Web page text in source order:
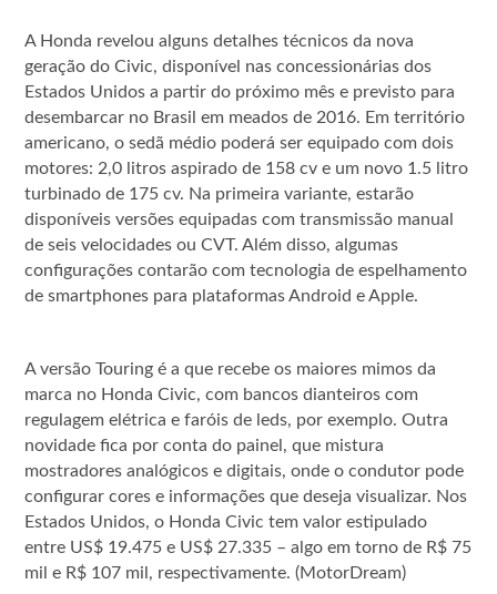
A Honda revelou alguns detalhes técnicos da nova
geração do Civic, disponível nas concessionárias dos
Estados Unidos a partir do próximo mês e previsto para
desembarcar no Brasil em meados de 2016. Em território
americano, o sedã médio poderá ser equipado com dois
motores: 2,0 litros aspirado de 158 cv e um novo 1.5 litro
turbinado de 175 cv. Na primeira variante, estarão
disponíveis versões equipadas com transmissão manual
de seis velocidades ou CVT. Além disso, algumas
configurações contarão com tecnologia de espelhamento
de smartphones para plataformas Android e Apple.
A versão Touring é a que recebe os maiores mimos da
marca no Honda Civic, com bancos dianteiros com
regulagem elétrica e faróis de leds, por exemplo. Outra
novidade fica por conta do painel, que mistura
mostradores analógicos e digitais, onde o condutor pode
configurar cores e informações que deseja visualizar. Nos
Estados Unidos, o Honda Civic tem valor estipulado
entre US$ 19.475 e US$ 27.335 – algo em torno de R$ 75
mil e R$ 107 mil, respectivamente. (MotorDream)